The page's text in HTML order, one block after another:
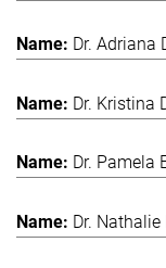
Dr. Adriana
Dr. Kristina
Dr. Pamela
Dr. Nathalie